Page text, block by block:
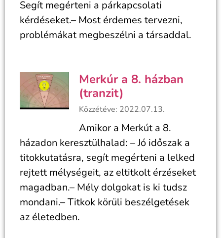
Segít megérteni a párkapcsolati
kérdéseket.– Most érdemes tervezni,
problémákat megbeszélni a társaddal.
Merkúr a 8. házban
(tranzit)
Közzétéve: 2022.07.13.
Amikor a Merkút a 8.
házadon keresztülhalad: – Jó időszak a
titokkutatásra, segít megérteni a lelked
rejtett mélységeit, az eltitkolt érzéseket
magadban.– Mély dolgokat is ki tudsz
mondani.– Titkok körüli beszélgetések
az életedben.